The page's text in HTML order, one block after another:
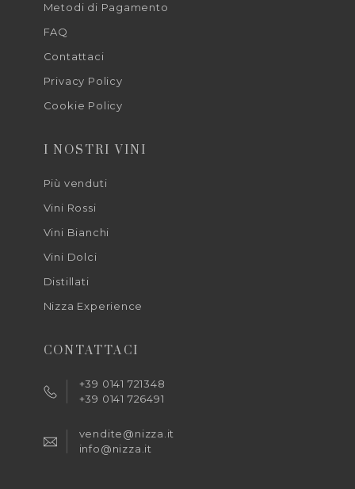
Metodi di Pagamento
FAQ
Contattaci
Privacy Policy
Cookie Policy
I NOSTRI VINI
Più venduti
Vini Rossi
Vini Bianchi
Vini Dolci
Distillati
Nizza Experience
CONTATTACI
+39 0141 721348
+39 0141 726491
vendite@nizza.it
info@nizza.it